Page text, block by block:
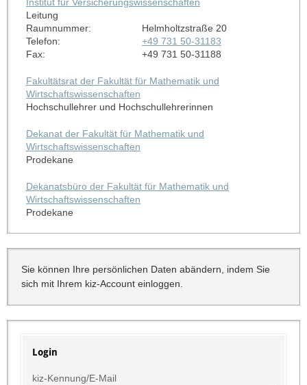
Leitung
Raumnummer:
Helmholtzstraße 20
Telefon:
+49 731 50-31183
Fax:
+49 731 50-31188
Fakultätsrat der Fakultät für Mathematik und
Wirtschaftswissenschaften
Hochschullehrer und Hochschullehrerinnen
Dekanat der Fakultät für Mathematik und
Wirtschaftswissenschaften
Prodekane
Dekanatsbüro der Fakultät für Mathematik und
Wirtschaftswissenschaften
Prodekane
Sie können Ihre persönlichen Daten abändern, indem Sie
sich mit Ihrem kiz-Account einloggen.
Login
kiz-Kennung/E-Mail